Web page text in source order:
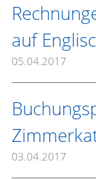
auf
05.04.2017
03.04.2017